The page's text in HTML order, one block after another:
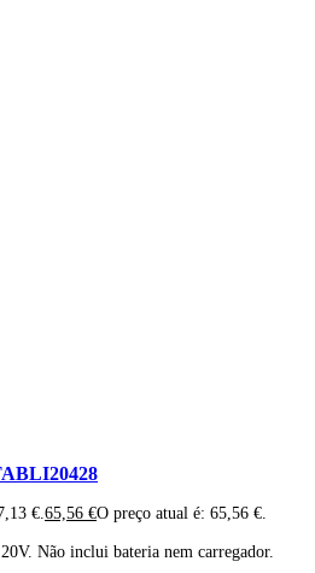
€. 65,56 €O preço atual é: 65,56 €.
Não inclui bateria nem carregador.